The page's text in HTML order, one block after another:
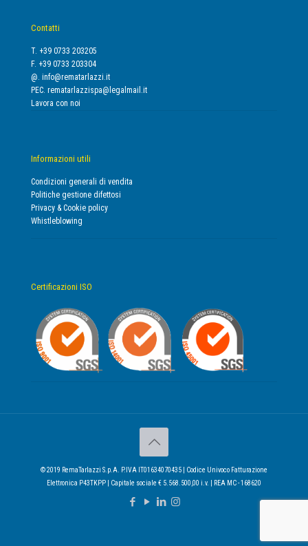
Contatti
T. +39 0733 203205
F. +39 0733 203304
@. info@rematarlazzi.it
PEC. rematarlazzispa@legalmail.it
Lavora con noi
Informazioni utili
Condizioni generali di vendita
Politiche gestione difettosi
Privacy & Cookie policy
Whistleblowing
Certificazioni ISO
© 2019 RemaTarlazzi S.p.A. P.IVA IT01634070435 | Codice Univoco Fatturazione
Elettronica P43TKPP | Capitale sociale € 5.568.500,00 i.v. | REA MC - 168620